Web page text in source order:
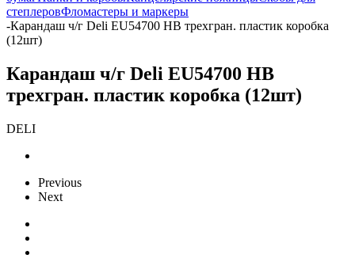
степлеровФломастеры и маркеры
-Карандаш ч/г Deli EU54700 HB трехгран. пластик коробка
(12шт)
Карандаш ч/г Deli EU54700 HB
трехгран. пластик коробка (12шт)
DELI
Previous
Next